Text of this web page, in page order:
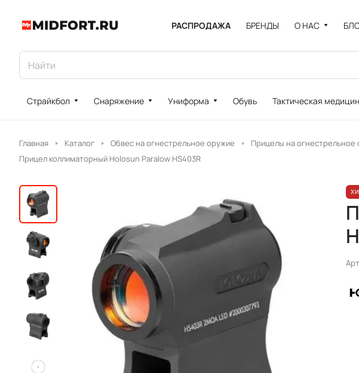
РАСПРОДАЖА БРЕНДЫ О НАС
Страйкбол Снаряжение Униформа Обувь Тактическая
Главная Каталог Обвес на огнестрельное оружие Прицелы на огнестрельное
Прицел коллиматорный Holosun Paralow HS403R